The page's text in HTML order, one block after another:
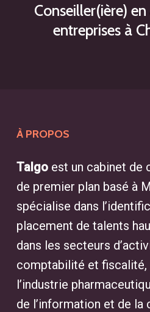
Conseiller(ière)
entreprises à
À PROPOS
Talgoest un cabinet de
de premier plan basé à
spécialise dans
placement de talents
dans les secteurs
comptabilité et fiscalité,
l’industrie
de l’information et de la